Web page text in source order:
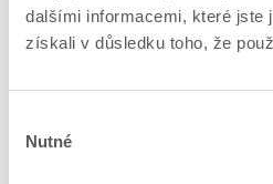
dalšími informacemi, které jste
získali v důsledku toho, že
souhlasu
Nutné